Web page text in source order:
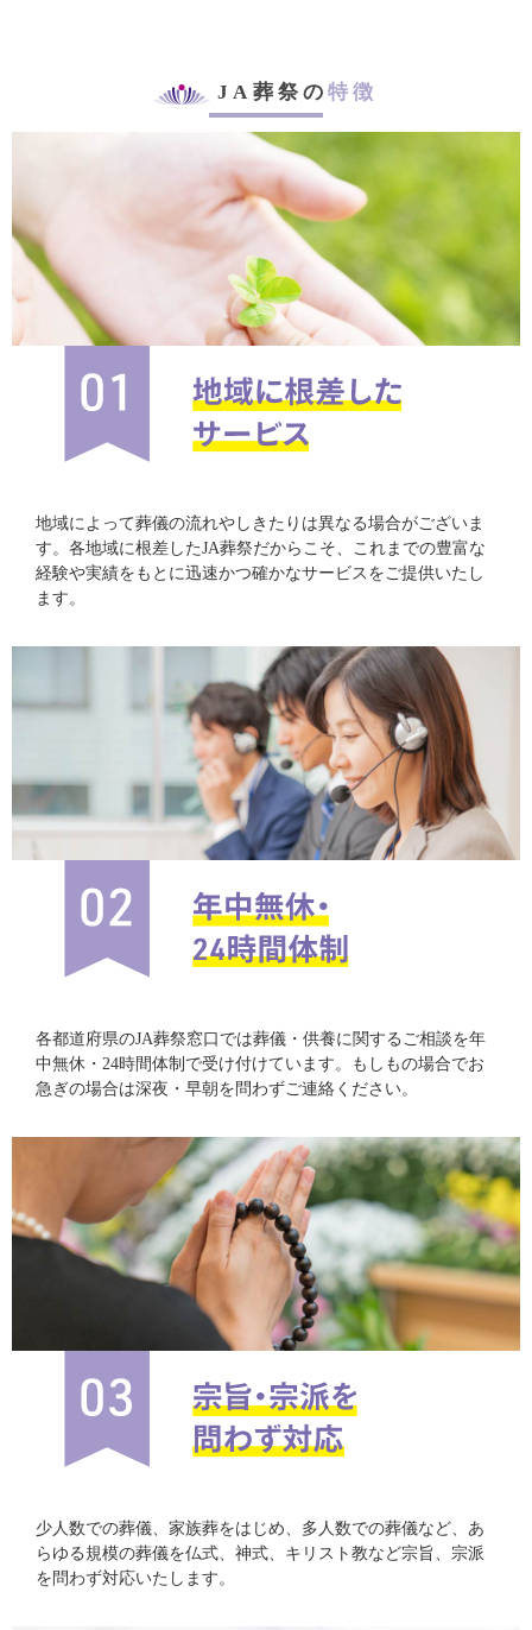
JA葬祭の特徴
地域によって葬儀の流れやしきたりは異なる場合がございま
す。各地域に根差したJA葬祭だからこそ、これまでの豊富な
経験や実績をもとに迅速かつ確かなサービスをご提供いたし
ます。
各都道府県のJA葬祭窓口では葬儀・供養に関するご相談を年
中無休・24時間体制で受け付けています。もしもの場合でお
急ぎの場合は深夜・早朝を問わずご連絡ください。
少人数での葬儀、家族葬をはじめ、多人数での葬儀など、あ
らゆる規模の葬儀を仏式、神式、キリスト教など宗旨、宗派
を問わず対応いたします。